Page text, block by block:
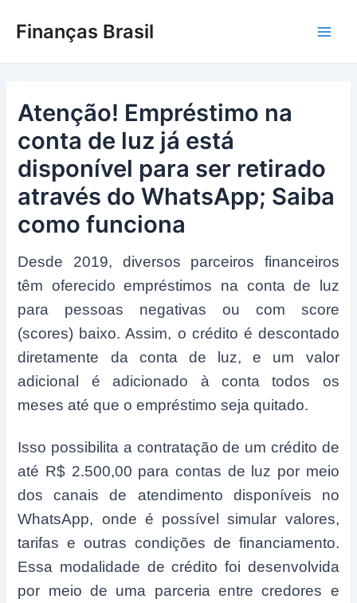
paraFinanças Brasil
Atenção! Empréstimo na
conta de luz já está
disponível para ser retirado
através do WhatsApp; Saiba
como funciona
Desde 2019, diversos parceiros financeiros
têm oferecido empréstimos na conta de luz
para pessoas negativas ou com score
(scores) baixo. Assim, o crédito é descontado
diretamente da conta de luz, e um valor
adicional é adicionado à conta todos os
meses até que o empréstimo seja quitado.
Isso possibilita a contratação de um crédito de
até R$ 2.500,00 para contas de luz por meio
dos canais de atendimento disponíveis no
WhatsApp, onde é possível simular valores,
tarifas e outras condições de financiamento.
Essa modalidade de crédito foi desenvolvida
por meio de uma parceria entre credores e